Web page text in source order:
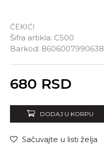
ČEKIĆI
Šifra artikla: C500
Barkod: 8606007990638
680 RSD
DODAJ U KORPU
Sačuvajte u listi želja